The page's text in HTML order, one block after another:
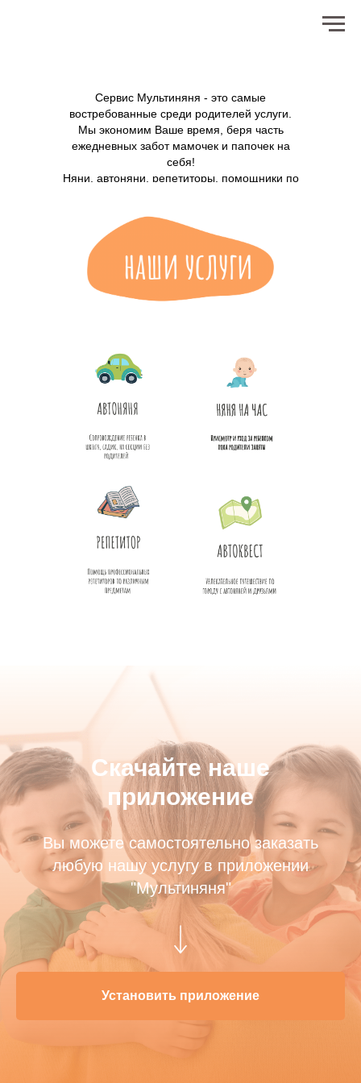
Сервис Мультиняня - это самые
востребованные среди родителей услуги.
Мы экономим Ваше время, беря часть
ежедневных забот мамочек и папочек на
себя!
Няни, автоняни, репетиторы, помощники по
Скачайте наше
приложение
Вы можете самостоятельно заказать
любую нашу услугу в приложении
"Мультиняня"
Установить приложение